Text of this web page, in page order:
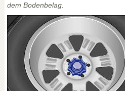
dem Bodenbelag.